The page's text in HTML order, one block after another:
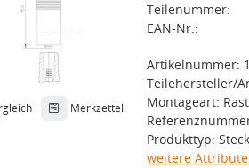
Merkzettel
Teilenummer:
EAN-Nr.:
Artikelnummer:
Teilehersteller/
Montageart:
Produkttyp:
weitere